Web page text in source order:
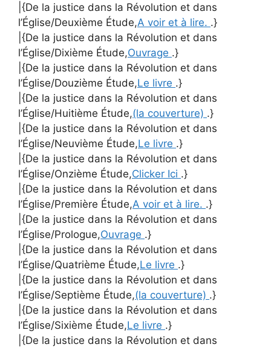
|{De la justice dans la Révolution et dans
l’Église/Deuxième Étude,A voir et à lire. .}
|{De la justice dans la Révolution et dans
l’Église/Dixième Étude,Ouvrage .}
|{De la justice dans la Révolution et dans
l’Église/Douzième Étude,Le livre .}
|{De la justice dans la Révolution et dans
l’Église/Huitième Étude,(la couverture) .}
|{De la justice dans la Révolution et dans
l’Église/Neuvième Étude,Le livre .}
|{De la justice dans la Révolution et dans
l’Église/Onzième Étude,Clicker Ici .}
|{De la justice dans la Révolution et dans
l’Église/Première Étude,A voir et à lire. .}
|{De la justice dans la Révolution et dans
l’Église/Prologue,Ouvrage .}
|{De la justice dans la Révolution et dans
l’Église/Quatrième Étude,Le livre .}
|{De la justice dans la Révolution et dans
l’Église/Septième Étude,(la couverture) .}
|{De la justice dans la Révolution et dans
l’Église/Sixième Étude,Le livre .}
|{De la justice dans la Révolution et dans